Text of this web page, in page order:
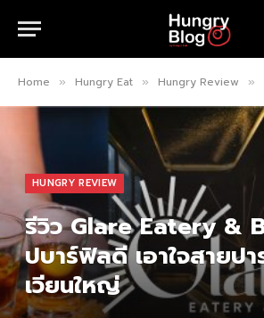
Home » Hungry Eat » Hungry Review »
HUNGRY REVIEW
รีวิว Glare Eatery &
ปบาร์ฟิลดี เอาใจสายป
เวียนใหญ่